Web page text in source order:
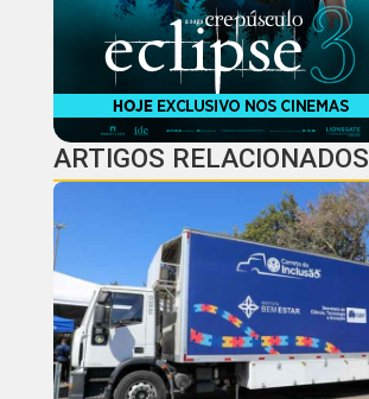
ARTIGOS RELACIONADOS